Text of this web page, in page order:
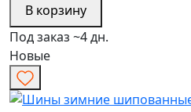
В корзину
Под заказ ~4 дн.
Новые